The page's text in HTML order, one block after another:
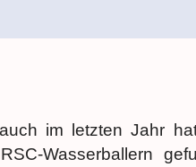
im letzten Jahr
Wasserballern